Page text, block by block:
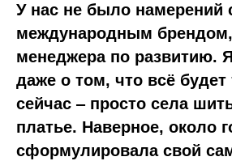
У нас не было намерений
международным
менеджера по развитию.
даже о том, что всё будет
сейчас ‒ просто села
платье. Наверное, около
сформулировала свой